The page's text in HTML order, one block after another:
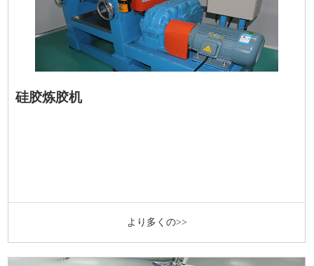
硅胶炼胶机
より多くの>>